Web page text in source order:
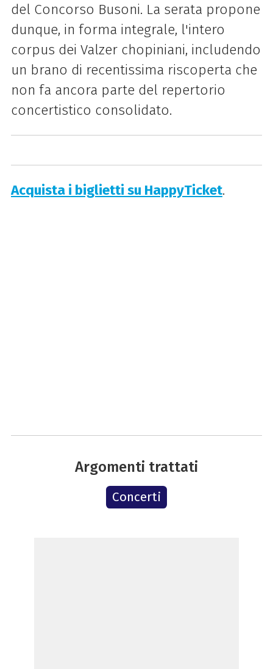
del Concorso Busoni. La serata propone
dunque, in forma integrale, l'intero
corpus dei Valzer chopiniani, includendo
un brano di recentissima riscoperta che
non fa ancora parte del repertorio
concertistico consolidato.
Acquista i biglietti su HappyTicket.
Argomenti trattati
Concerti